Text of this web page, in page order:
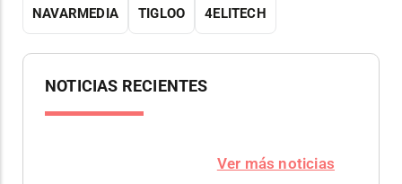
NAVARMEDIA TIGLOO 4ELITECH
NOTICIAS RECIENTES
Ver más noticias